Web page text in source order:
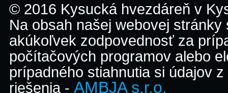
© 2016 Kysucká hvezdáreň v
Na obsah našej webovej
akúkoľvek zodpovednosť za
počítačových programov alebo
prípadného stiahnutia si údajov
riešenia - AMBJA s.r.o.